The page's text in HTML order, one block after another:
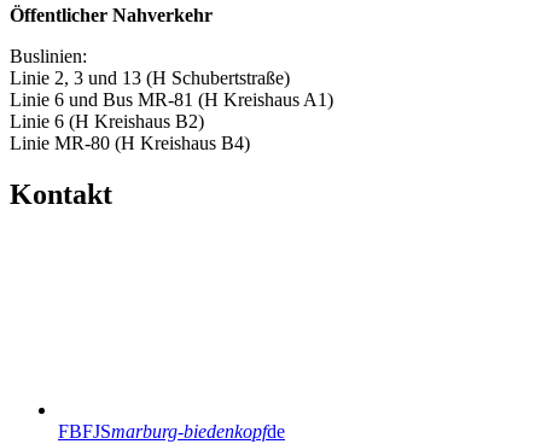
Öffentlicher Nahverkehr
Buslinien:
Linie 2, 3 und 13 (H Schubertstraße)
Linie 6 und Bus MR-81 (H Kreishaus A1)
Linie 6 (H Kreishaus B2)
Linie MR-80 (H Kreishaus B4)
Kontakt
FBFJSmarburg-biedenkopfde